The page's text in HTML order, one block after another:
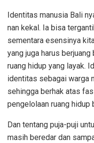
Identitas manusia Bali
nan kekal. Ia bisa
sementara esensinya
yang juga harus
ruang hidup yang layak.
identitas sebagai warga
sehingga berhak atas
pengelolaan ruang hidup
Dan tentang puja-puji
masih beredar dan